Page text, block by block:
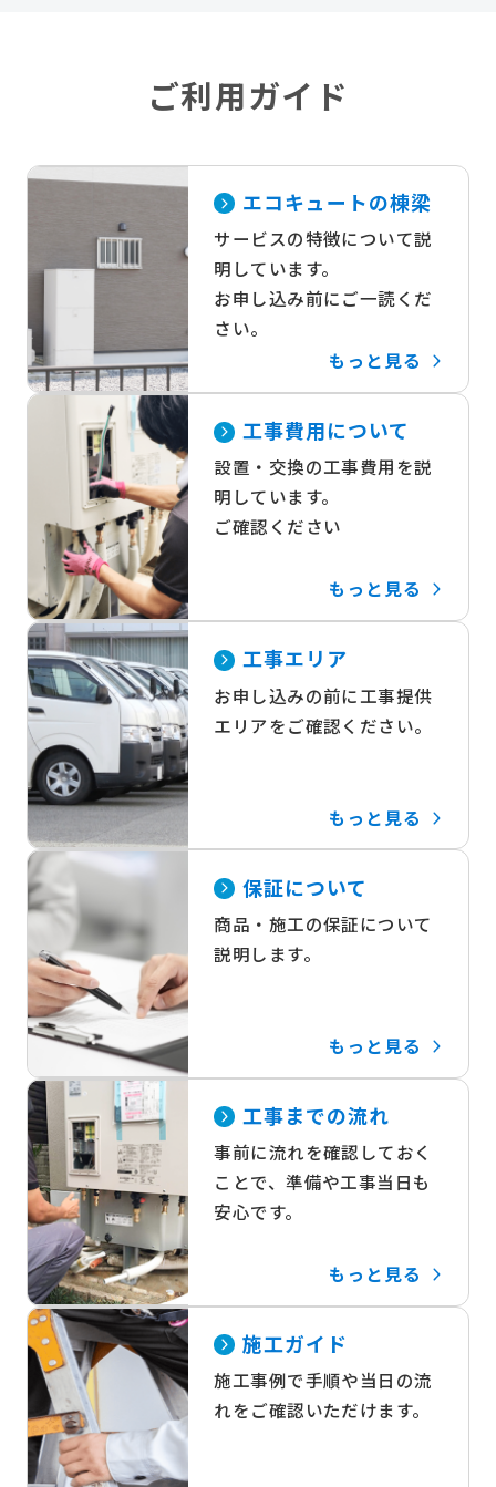
ご利用ガイド
エコキュートの棟梁
サービスの特徴について説
明しています。
お申し込み前にご一読くだ
さい。
もっと見る
工事費用について
設置・交換の工事費用を説
明しています。
ご確認ください
もっと見る
工事エリア
お申し込みの前に工事提供
エリアをご確認ください。
もっと見る
保証について
商品・施工の保証について
説明します。
もっと見る
工事までの流れ
事前に流れを確認しておく
ことで、準備や工事当日も
安心です。
もっと見る
施工ガイド
施工事例で手順や当日の流
れをご確認いただけます。